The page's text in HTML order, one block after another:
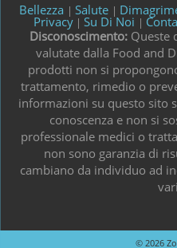
Bellezza | Salute |
Privacy| Su Di Noi |
Disconoscimento: Queste
valutate dalla Food and
prodotti non si
trattamento, rimedio o
informazioni su questo sito
conoscenza e non si
professionale medici o
non sono garanzia di
cambiano da individuo ad
© 2026